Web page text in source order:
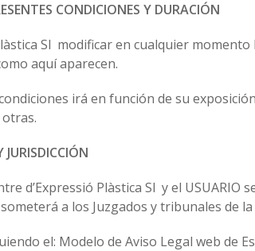
CONDICIONES Y DURACIÓN
Sl modificar en cualquier
aquí aparecen.
irá en función de su
JURISDICCIÓN
d’Expressió Plàstica Sl y el
a los Juzgados y tribunales de la
el: Modelo de Aviso Legal web de